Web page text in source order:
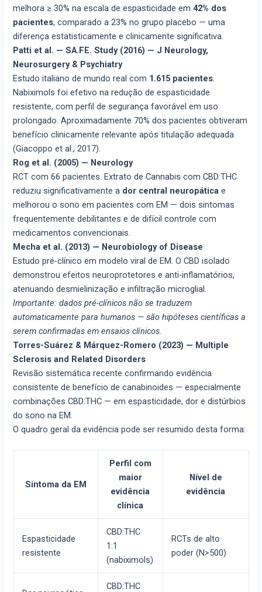
melhora ≥ 30% na escala de espasticidade em42% dos
pacientes, comparado a 23% no grupo placebo — uma
diferença estatisticamente e clinicamente significativa.
Patti et al. — SA.FE. Study (2016) — J Neurology,
Neurosurgery & Psychiatry
Estudo italiano de mundo real com 1.615 pacientes.
Nabiximols foi efetivo na redução de espasticidade
resistente, com perfil de segurança favorável em uso
prolongado. Aproximadamente 70% dos pacientes obtiveram
benefício clinicamente relevante após titulação adequada
(Giacoppo et al., 2017).
Rog et al. (2005) — Neurology
RCT com 66 pacientes. Extrato de Cannabis com CBD:THC
reduziu significativamente a dor central neuropática e
melhorou o sono em pacientes com EM — dois sintomas
frequentemente debilitantes e de difícil controle com
medicamentos convencionais.
Mecha et al. (2013) — Neurobiology of Disease
Estudo pré-clínico em modelo viral de EM. O CBD isolado
demonstrou efeitos neuroprotetores e anti-inflamatórios,
atenuando desmielinização e infiltração microglial.
Importante: dados pré-clínicos não se traduzem
automaticamente para humanos — são hipóteses científicas a
serem confirmadas em ensaios clínicos.
Torres-Suárez & Márquez-Romero (2023) — Multiple
Sclerosis and Related Disorders
Revisão sistemática recente confirmando evidência
consistente de benefício de canabinoides — especialmente
combinações CBD:THC — em espasticidade, dor e distúrbios
do sono na EM.
O quadro geral da evidência pode ser resumido desta forma:
Sintoma da EM
Perfil com
maior
evidência
clínica
Nível de
evidência
Espasticidade
resistente
CBD:THC
1:1
(nabiximols)
RCTs de alto
poder (N>500)
CBD:THC